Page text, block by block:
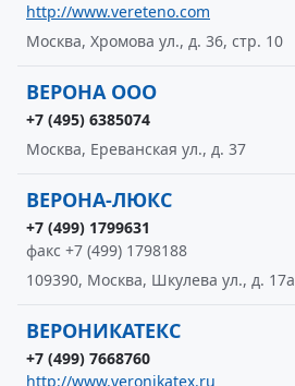
http://www.vereteno.com
Москва, Хромова ул., д. 36, стр. 10
ВЕРОНА ООО
+7 (495) 6385074
Москва, Ереванская ул., д. 37
ВЕРОНА-ЛЮКС
+7 (499) 1799631
факс +7 (499) 1798188
109390, Москва, Шкулева ул., д. 17а
ВЕРОНИКАТЕКС
+7 (499) 7668760
http://www.veronikatex.ru